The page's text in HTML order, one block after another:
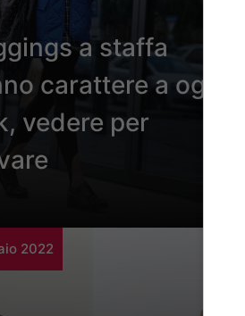
a staffa
carattere a ogni
vedere per
2022